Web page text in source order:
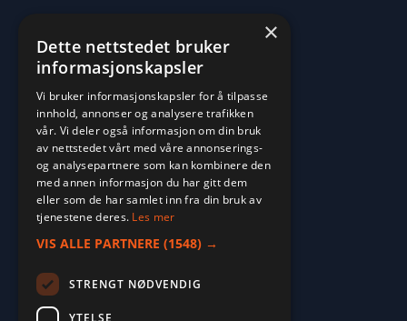
×
Dette nettstedet bruker
informasjonskapsler
Vi bruker informasjonskapsler for å tilpasse
innhold, annonser og analysere trafikken
vår. Vi deler også informasjon om din bruk
av nettstedet vårt med våre annonserings-
og analysepartnere som kan kombinere den
med annen informasjon du har gitt dem
eller som de har samlet inn fra din bruk av
tjenestene deres. Les mer
VIS ALLE PARTNERE (1548) →
STRENGT NØDVENDIG
YTELSE